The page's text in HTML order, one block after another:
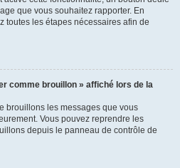
que vous souhaitez rapporter. En
toutes les étapes nécessaires afin de
comme brouillon » affiché lors de la
brouillons les messages que vous
Vous pouvez reprendre les
depuis le panneau de contrôle de